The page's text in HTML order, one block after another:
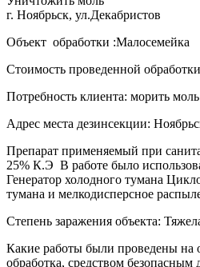
г. Ноябрьск, ул.Декабристов
Объект обработки :Малосемейка
Стоимость проведенной
Потребность клиента: морить
Адрес места дезинсекции:
Препарат применяемый при
25% К.Э В работе было
Генератор холодного тумана
тумана и мелкодисперсное
Степень заражения объекта:
Какие работы были проведены на
обработка, средством